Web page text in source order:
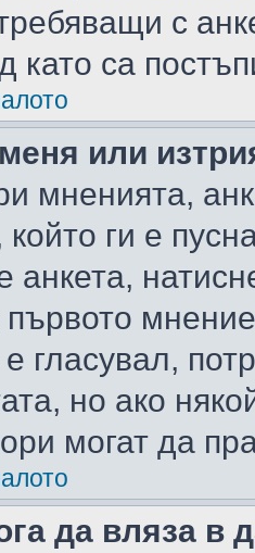
с
като са
или
мненията,
който ги е
анкета,
гласувал,
но ако
могат да
да вляза в